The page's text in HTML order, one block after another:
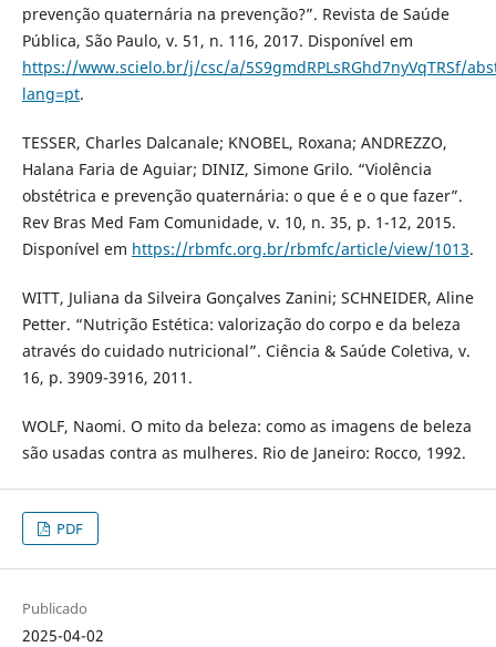
prevenção quaternária na prevenção?”. Revista de Saúde
Pública, São Paulo, v. 51, n. 116, 2017. Disponível em
https://www.scielo.br/j/csc/a/5S9gmdRPLsRGhd7nyVqTRSf/
lang=pt.
TESSER, Charles Dalcanale; KNOBEL, Roxana; ANDREZZO,
Halana Faria de Aguiar; DINIZ, Simone Grilo. “Violência
obstétrica e prevenção quaternária: o que é e o que fazer”.
Rev Bras Med Fam Comunidade, v. 10, n. 35, p. 1-12, 2015.
Disponível em https://rbmfc.org.br/rbmfc/article/view/1013.
WITT, Juliana da Silveira Gonçalves Zanini; SCHNEIDER, Aline
Petter. “Nutrição Estética: valorização do corpo e da beleza
através do cuidado nutricional”. Ciência & Saúde Coletiva, v.
16, p. 3909-3916, 2011.
WOLF, Naomi. O mito da beleza: como as imagens de beleza
são usadas contra as mulheres. Rio de Janeiro: Rocco, 1992.
PDF
Publicado
2025-04-02